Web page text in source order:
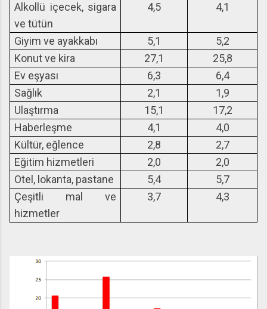
Alkollü içecek, sigara
ve tütün
4,5 4,1
Giyim ve ayakkabı 5,1
5,2
Konut ve kira
27,1
25,8
Ev eşyası
6,3
6,4
Sağlık
2,1
1,9
Ulaştırma
15,1
17,2
Haberleşme
4,1
4,0
Kültür, eğlence
2,8
2,7
Eğitim hizmetleri
2,0
2,0
Otel, lokanta, pastane
5,4
5,7
Çeşitli mal ve
hizmetler
3,7 4,3